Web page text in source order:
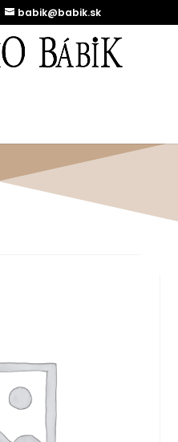
babik@babik.sk